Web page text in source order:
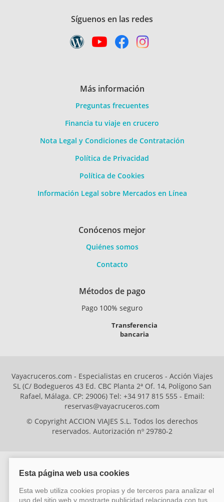
Síguenos en las redes
Más información
Preguntas frecuentes
Financia tu viaje en crucero
Nota Legal y Condiciones de Contratación
Política de Privacidad
Política de Cookies
Información Legal sobre Mercados en Línea
Conócenos mejor
Quiénes somos
Contacto
Métodos de pago
Pago 100% seguro
Transferencia
bancaria
Vayacruceros.com - Especialistas en cruceros - Acción Viajes
SL (C/ Bodegueros 43 Ed. CBC Planta 2ª Of. 14, Polígono San
Rafael, Málaga. CP: 29006) Tel: +34 917 815 555 - Email:
reservas@vayacruceros.com
© Copyright ACCION VIAJES S.L. Todos los derechos
reservados. Autorización nº 29780-2